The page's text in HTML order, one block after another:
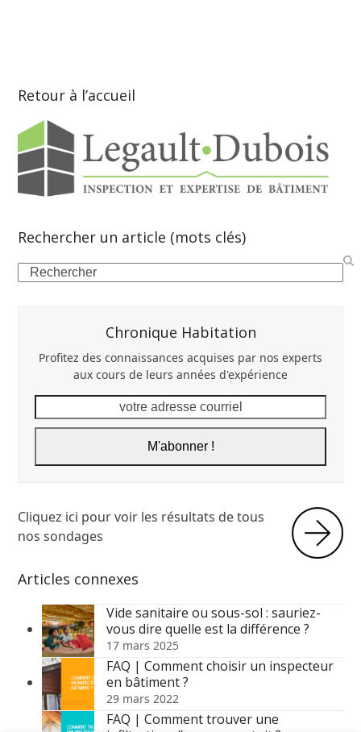
Retour à l’accueil
Rechercher un article (mots clés)
Search
Chronique Habitation
Profitez des connaissances acquises par nos experts
aux cours de leurs années d'expérience
adresse
M'abonner !
Cliquez ici pour voir les résultats de tous
nos sondages
Articles connexes
Vide sanitaire ou sous-sol : sauriez-
vous dire quelle est la différence ?
17 mars 2025
FAQ | Comment choisir un inspecteur
en bâtiment ?
29 mars 2022
FAQ | Comment trouver une